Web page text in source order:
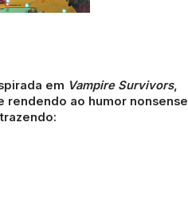
em Vampire Survivors,
rendendo ao humor nonsense